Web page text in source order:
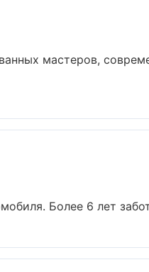
мастеров,
Более 6 лет